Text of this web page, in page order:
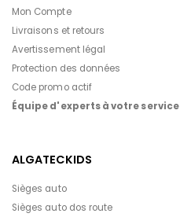
Mon Compte
Livraisons et retours
Avertissement légal
Protection des données
Code promo actif
Équipe d'experts à votre service
ALGATECKIDS
Sièges auto
Sièges auto dos route